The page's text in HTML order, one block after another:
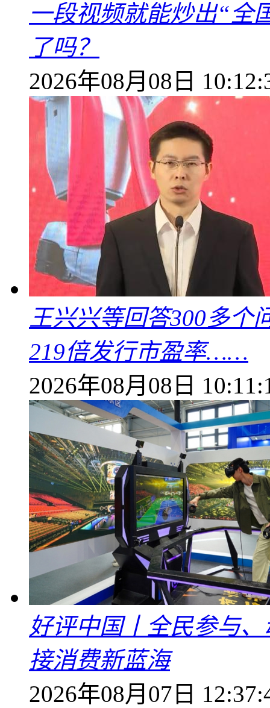
一段视频就能炒出“全
了吗？
2026年08月08日
王兴兴等回答300多个
219倍发行市盈率……
2026年08月08日
好评中国丨全民参与
接消费新蓝海
2026年08月07日